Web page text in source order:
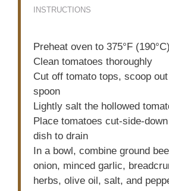
INSTRUCTIONS
Preheat oven to 375°F (190°C)
Clean tomatoes thoroughly
Cut off tomato tops, scoop
spoon
Lightly salt the hollowed
Place tomatoes cut-side-
dish to drain
In a bowl, combine ground
onion, minced garlic,
herbs, olive oil, salt, and